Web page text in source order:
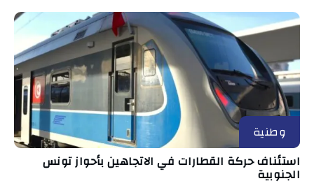
وطنية
استئناف حركة القطارات في الاتجاهين بأحواز تونس
الجنوبية